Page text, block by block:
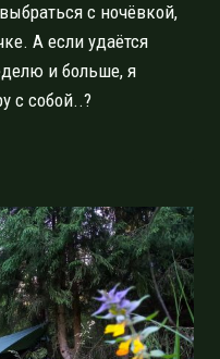
с ночёвкой,
А если удаётся
и больше, я
с собой..?